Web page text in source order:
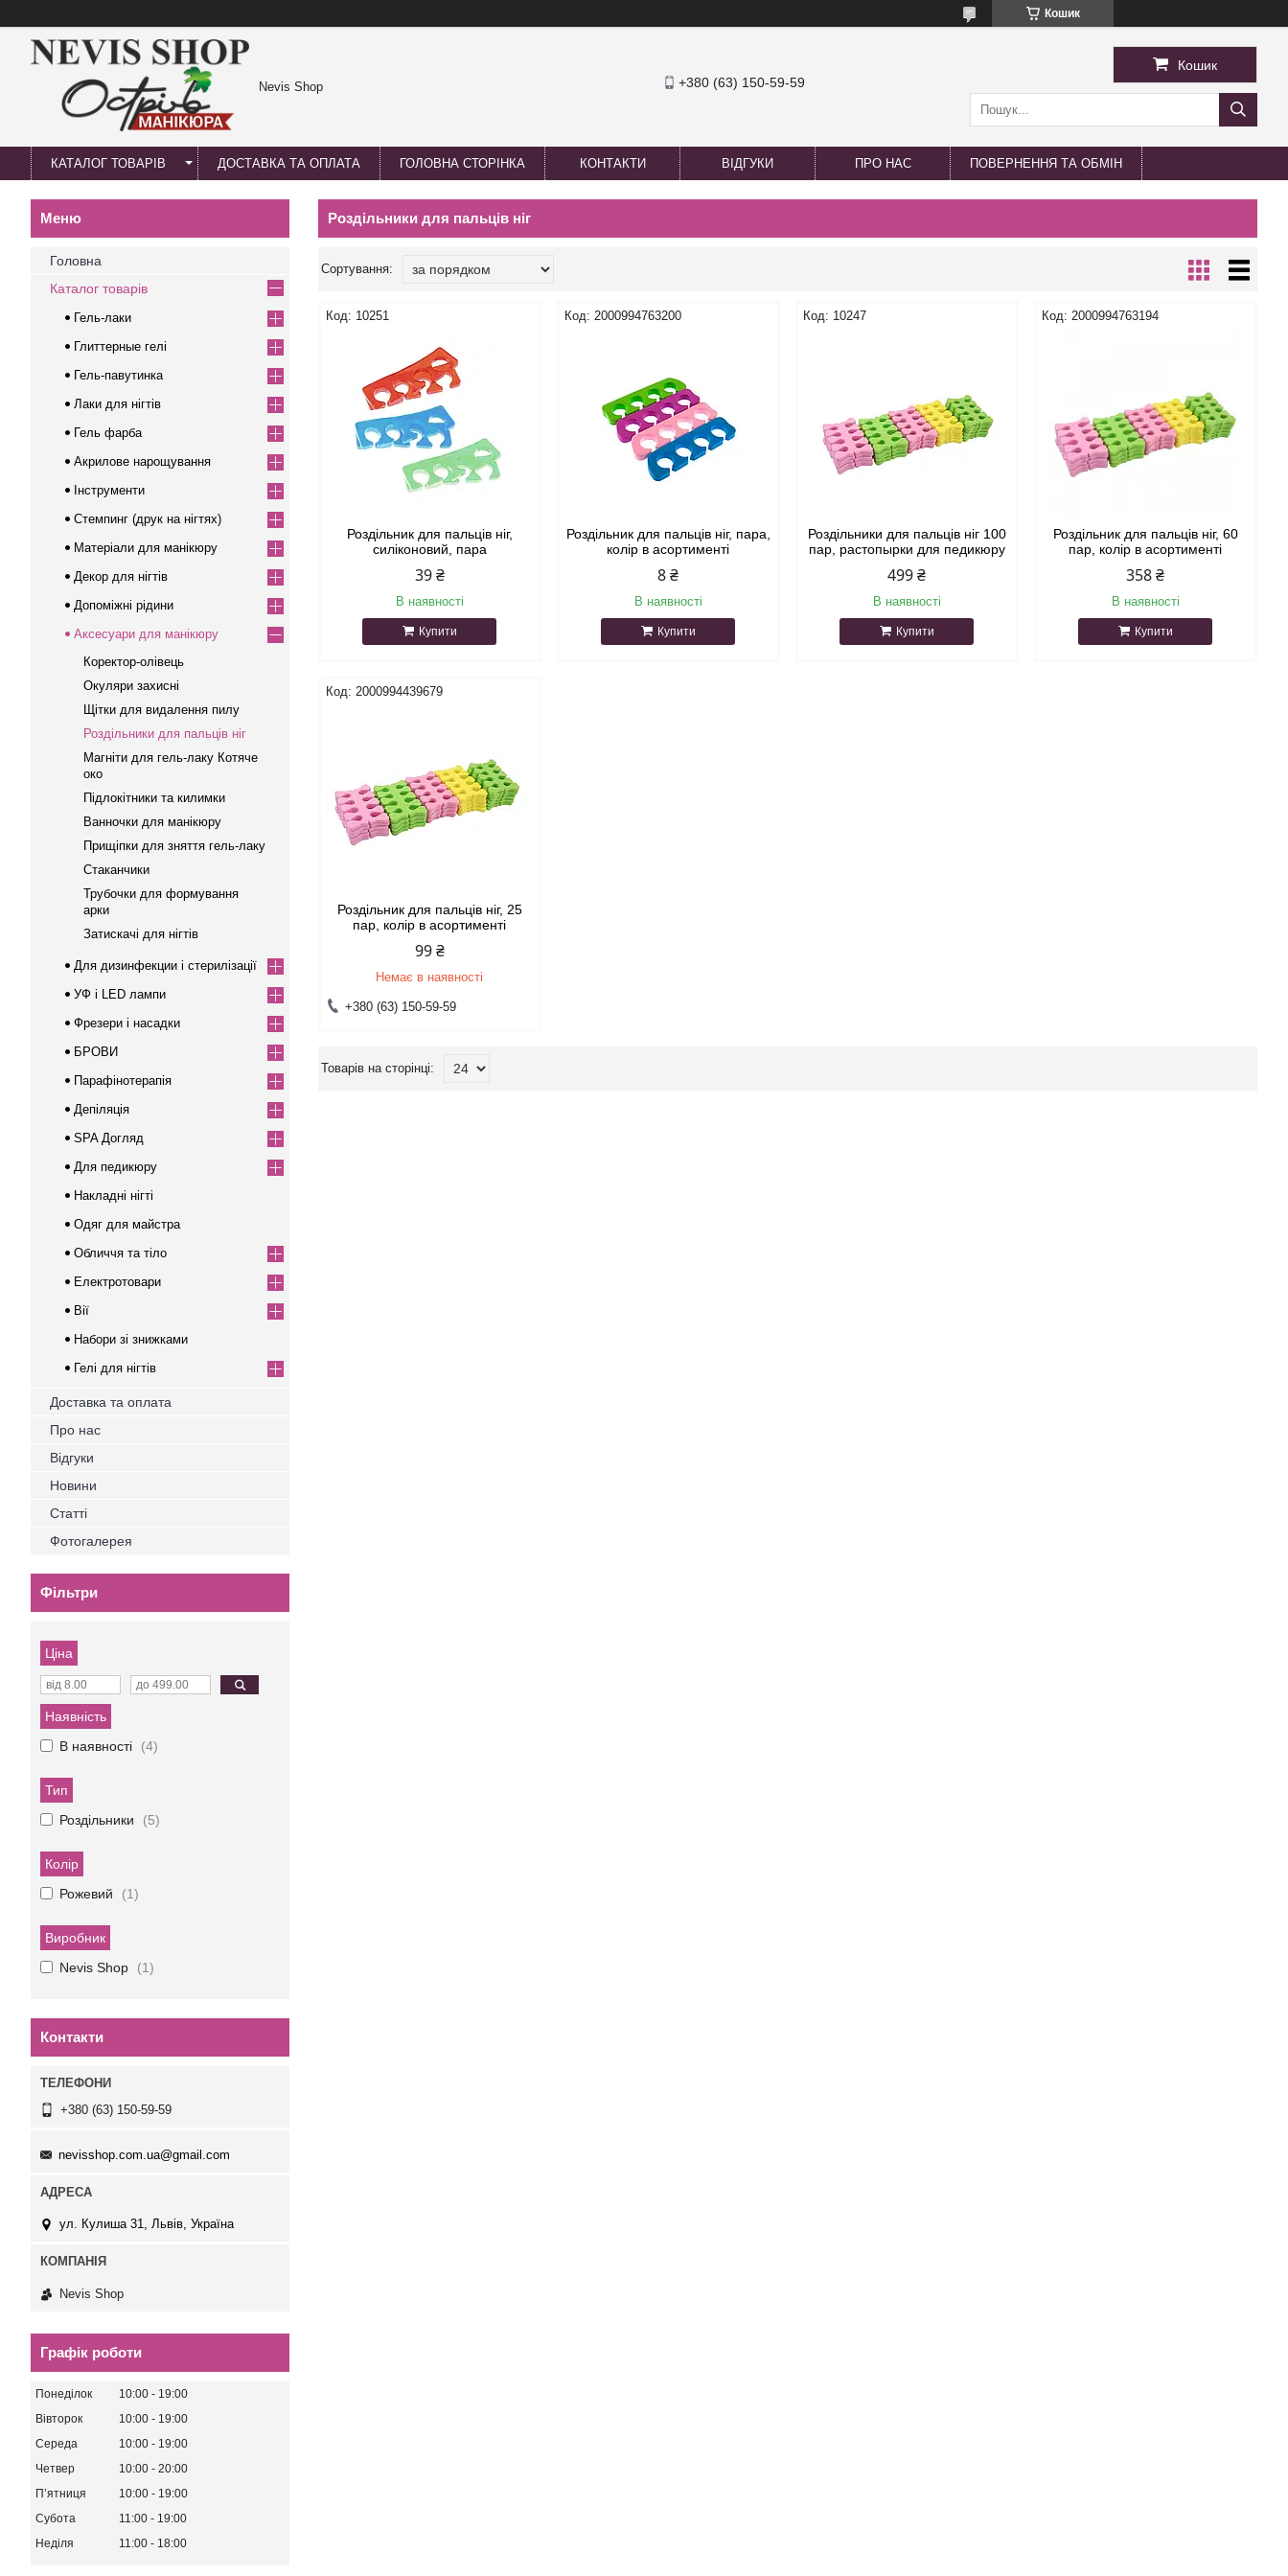
Кошик
Nevis Shop +380 (63) 150-59-59
Кошик
КАТАЛОГ ТОВАРІВ ДОСТАВКА ТА ОПЛАТА ГОЛОВНА СТОРІНКА КОНТАКТИ ВІДГУКИ ПРО НАС ПОВЕРНЕННЯ ТА ОБМІН
Роздільники для пальців ніг
10251
Роздільник для пальців ніг,
силіконовий, пара
39 ₴
В наявності
Купити
2000994763200
Роздільник для пальців ніг, пара,
колір в асортименті
8 ₴
В наявності
Купити
10247
Роздільники для пальців ніг 100
пар, растопырки для педикюру
499 ₴
В наявності
Купити
2000994763194
Роздільник для пальців ніг, 60
пар, колір в асортименті
358 ₴
В наявності
Купити
2000994439679
Роздільник для пальців ніг, 25
пар, колір в асортименті
99 ₴
Немає в наявності
+380 (63) 150-59-59
Головна
Каталог товарів
Гель-лаки
Глиттерные гелі
Гель-павутинка
Лаки для нігтів
Гель фарба
Акрилове нарощування
Інструменти
Стемпинг (друк на нігтях)
Матеріали для манікюру
Декор для нігтів
Допоміжні рідини
Аксесуари для манікюру
Коректор-олівець
Окуляри захисні
Щітки для видалення пилу
Роздільники для пальців ніг
Магніти для гель-лаку Котяче
око
Підлокітники та килимки
Ванночки для манікюру
Прищіпки для зняття гель-лаку
Стаканчики
Трубочки для формування
арки
Затискачі для нігтів
Для дизинфекции і стерилізації
УФ і LED лампи
Фрезери і насадки
БРОВИ
Парафінотерапія
Депіляція
SPA Догляд
Для педикюру
Накладні нігті
Одяг для майстра
Обличчя та тіло
Електротовари
Вії
Набори зі знижками
Гелі для нігтів
Доставка та оплата
Про нас
Відгуки
Новини
Статті
Фотогалерея
Фільтри
Ціна
Наявність
В наявності
4
Тип
Роздільники
5
Колір
Рожевий
1
Виробник
Nevis Shop
1
Контакти
+380 (63) 150-59-59
nevisshop.com.ua@gmail.com
ул. Кулиша 31, Львів, Україна
Nevis Shop
Графік роботи
Понеділок 10:00
19:00
Вівторок
10:00
19:00
Середа
10:00
19:00
Четвер
10:00
20:00
Пʼятниця
10:00
19:00
Субота
11:00
19:00
Неділя
11:00 18:00